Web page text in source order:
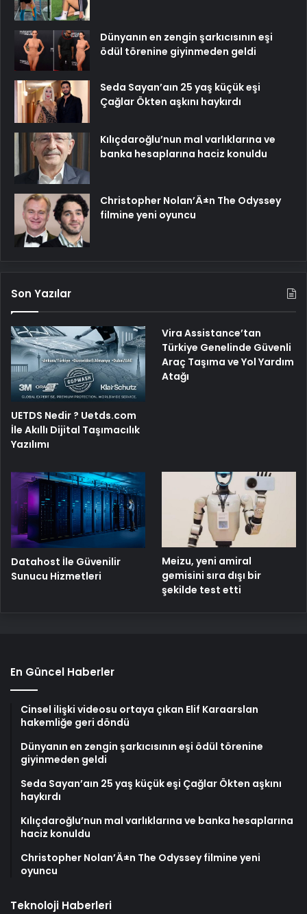
Dünyanın en zengin şarkıcısının eşi
ödül törenine giyinmeden geldi
Seda Sayan’aın 25 yaş küçük eşi
Çağlar Ökten aşkını haykırdı
Kılıçdaroğlu’nun mal varlıklarına ve
banka hesaplarına haciz konuldu
Christopher Nolan’Ä±n The Odyssey
filmine yeni oyuncu
Son Yazılar
UETDS Nedir ? Uetds.com
İle Akıllı Dijital Taşımacılık
Yazılımı
Vira Assistance’tan
Türkiye Genelinde Güvenli
Araç Taşıma ve Yol Yardım
Atağı
Datahost İle Güvenilir
Sunucu Hizmetleri
Meizu, yeni amiral
gemisini sıra dışı bir
şekilde test etti
En Güncel Haberler
Cinsel ilişki videosu ortaya çıkan Elif Karaarslan
hakemliğe geri döndü
Dünyanın en zengin şarkıcısının eşi ödül törenine
giyinmeden geldi
Seda Sayan’aın 25 yaş küçük eşi Çağlar Ökten aşkını
haykırdı
Kılıçdaroğlu’nun mal varlıklarına ve banka hesaplarına
haciz konuldu
Christopher Nolan’Ä±n The Odyssey filmine yeni
oyuncu
Teknoloji Haberleri